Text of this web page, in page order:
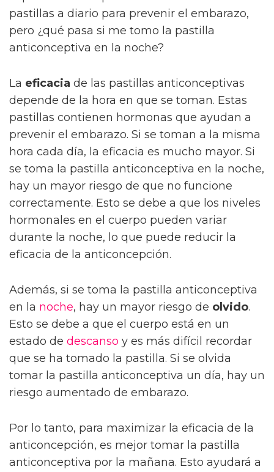
pastillas a diario para prevenir el embarazo,
pero ¿qué pasa si me tomo la pastilla
anticonceptiva en la noche?
La eficacia de las pastillas anticonceptivas
depende de la hora en que se toman. Estas
pastillas contienen hormonas que ayudan a
prevenir el embarazo. Si se toman a la misma
hora cada día, la eficacia es mucho mayor. Si
se toma la pastilla anticonceptiva en la noche,
hay un mayor riesgo de que no funcione
correctamente. Esto se debe a que los niveles
hormonales en el cuerpo pueden variar
durante la noche, lo que puede reducir la
eficacia de la anticoncepción.
Además, si se toma la pastilla anticonceptiva
en la noche, hay un mayor riesgo de olvido.
Esto se debe a que el cuerpo está en un
estado de descanso y es más difícil recordar
que se ha tomado la pastilla. Si se olvida
tomar la pastilla anticonceptiva un día, hay un
riesgo aumentado de embarazo.
Por lo tanto, para maximizar la eficacia de la
anticoncepción, es mejor tomar la pastilla
anticonceptiva por la mañana. Esto ayudará a